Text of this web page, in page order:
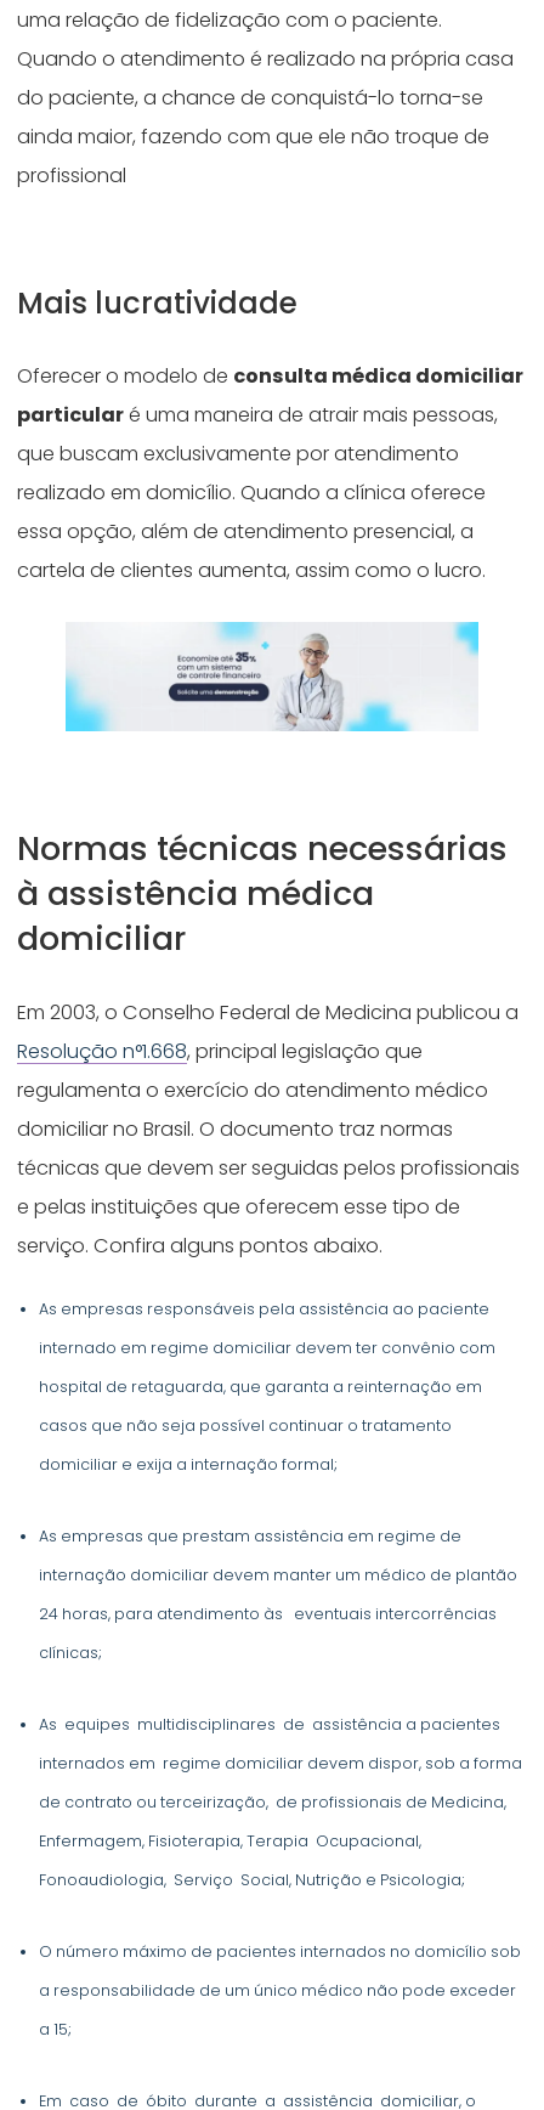
uma relação de fidelização com o paciente.
Quando o atendimento é realizado na própria casa
do paciente, a chance de conquistá-lo torna-se
ainda maior, fazendo com que ele não troque de
profissional
Mais lucratividade
Oferecer o modelo de consulta médica domiciliar
particularé uma maneira de atrair mais pessoas,
que buscam exclusivamente por atendimento
realizado em domicílio. Quando a clínica oferece
essa opção, além de atendimento presencial, a
cartela de clientes aumenta, assim como o lucro.
Normas técnicas necessárias
à assistência médica
domiciliar
Em 2003, o Conselho Federal de Medicina publicou a
Resolução n°1.668, principal legislação que
regulamenta o exercício do atendimento médico
domiciliar no Brasil. O documento traz normas
técnicas que devem ser seguidas pelos profissionais
e pelas instituições que oferecem esse tipo de
serviço. Confira alguns pontos abaixo.
As empresas responsáveis pela assistência ao paciente
internado em regime domiciliar devem ter convênio com
hospital de retaguarda, que garanta a reinternação em
casos que não seja possível continuar o tratamento
domiciliar e exija a internação formal;
As empresas que prestam assistência em regime de
internação domiciliar devem manter um médico de plantão
24 horas, para atendimento às eventuais intercorrências
clínicas;
As equipes multidisciplinares de assistência a pacientes
internados em regime domiciliar devem dispor, sob a forma
de contrato ou terceirização, de profissionais de Medicina,
Enfermagem, Fisioterapia, Terapia Ocupacional,
Fonoaudiologia, Serviço Social, Nutrição e Psicologia;
O número máximo de pacientes internados no domicílio sob
a responsabilidade de um único médico não pode exceder
a 15;
Em caso de óbito durante a assistência domiciliar, o